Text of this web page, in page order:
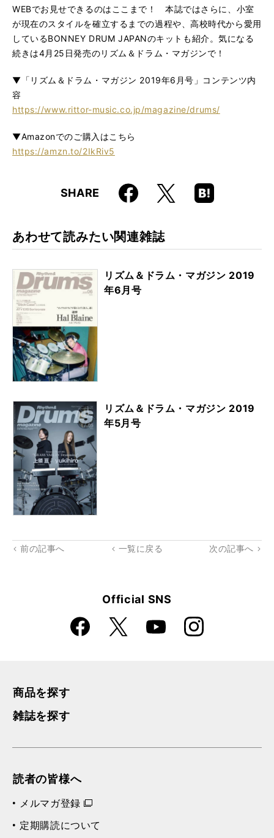
WEBでお見せできるのはここまで！ 本誌ではさらに、小室
が現在のスタイルを確立するまでの過程や、高校時代から愛用
しているBONNEY DRUM JAPANのキットも紹介。気になる
続きは4月25日発売のリズム＆ドラム・マガジンで！
▼「リズム＆ドラム・マガジン 2019年6月号」コンテンツ内
容
https://www.rittor-music.co.jp/magazine/drums/
▼Amazonでのご購入はこちら
https://amzn.to/2IkRiv5
SHARE Faceboo
k
X
Hatena
Boo
あわせて読みたい関連雑誌
リズム＆ドラム・マガジン 2019
年6月号
リズム＆ドラム・マガジン 2019
年5月号
前の記事へ 一覧に戻る 次の記事へ
Official SNS
Faceboo
k
X YouTube Instagra
m
商品を探す
雑誌を探す
読者の皆様へ
メルマガ登録
定期購読について